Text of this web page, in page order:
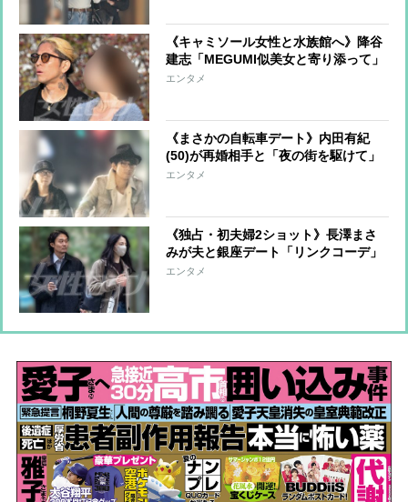
《キャミソール女性と水族館へ》降谷
建志「MEGUMI似美女と寄り添って」
SNSの自虐投稿も関係ない「若者から
エンタメ
《まさかの自転車デート》内田有紀
(50)が再婚相手と「夜の街を駆けて」
映画のワンシーンのような“リアルな
エンタメ
《独占・初夫婦2ショット》長澤まさ
みが夫と銀座デート「リンクコーデ」
で左手薬指に指輪が光って
エンタメ